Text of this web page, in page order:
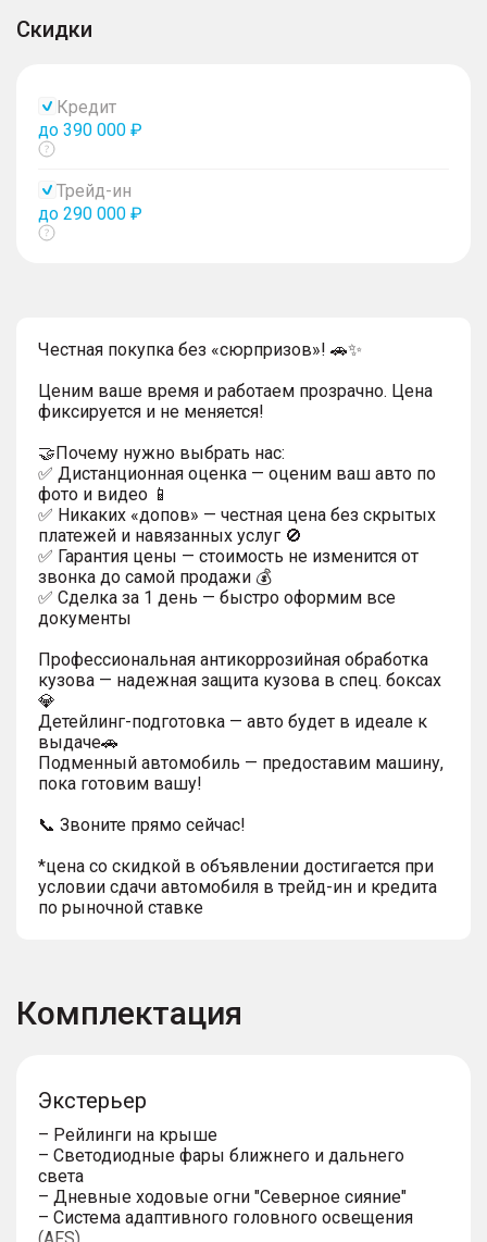
Скидки
Кредит
до 390 000 ₽
Показать
Трейд-ин
до 290 000 ₽
Показать
Честная покупка без «сюрпризов»! 🚗✨
Ценим ваше время и работаем прозрачно. Цена
фиксируется и не меняется!
🤝Почему нужно выбрать нас:
✅ Дистанционная оценка — оценим ваш авто по
фото и видео 📱
✅ Никаких «допов» — честная цена без скрытых
платежей и навязанных услуг 🚫
✅ Гарантия цены — стоимость не изменится от
звонка до самой продажи 💰
✅ Сделка за 1 день — быстро оформим все
документы
Профессиональная антикоррозийная обработка
кузова — надежная защита кузова в спец. боксах
💎
Детейлинг-подготовка — авто будет в идеале к
выдаче🚗
Подменный автомобиль — предоставим машину,
пока готовим вашу!
📞 Звоните прямо сейчас!
*цена со скидкой в объявлении достигается при
условии сдачи автомобиля в трейд-ин и кредита
по рыночной ставке
Комплектация
Экстерьер
– Рейлинги на крыше
– Светодиодные фары ближнего и дальнего
света
– Дневные ходовые огни "Северное сияние"
– Система адаптивного головного освещения
(AFS)